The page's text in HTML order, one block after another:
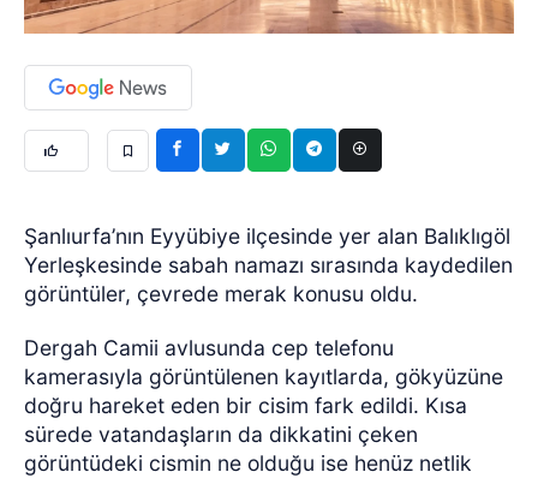
Şanlıurfa’nın Eyyübiye ilçesinde yer alan Balıklıgöl
Yerleşkesinde sabah namazı sırasında kaydedilen
görüntüler, çevrede merak konusu oldu.
Dergah Camii avlusunda cep telefonu
kamerasıyla görüntülenen kayıtlarda, gökyüzüne
doğru hareket eden bir cisim fark edildi. Kısa
sürede vatandaşların da dikkatini çeken
görüntüdeki cismin ne olduğu ise henüz netlik